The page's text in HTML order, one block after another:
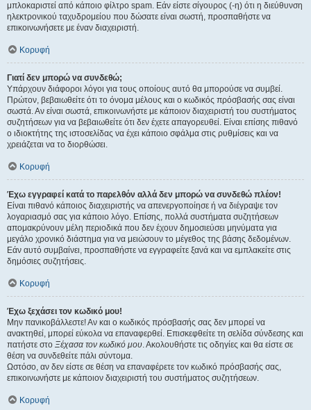
μπλοκαριστεί από κάποιο φίλτρο spam. Εάν είστε σίγουρος (-η) ότι η διεύθυνση
ηλεκτρονικού ταχυδρομείου που δώσατε είναι σωστή, προσπαθήστε να
επικοινωνήσετε με έναν διαχειριστή.
Κορυφή
Γιατί δεν μπορώ να συνδεθώ;
Υπάρχουν διάφοροι λόγοι για τους οποίους αυτό θα μπορούσε να συμβεί.
Πρώτον, βεβαιωθείτε ότι το όνομα μέλους και ο κωδικός πρόσβασής σας είναι
σωστά. Αν είναι σωστά, επικοινωνήστε με κάποιον διαχειριστή του συστήματος
συζητήσεων για να βεβαιωθείτε ότι δεν έχετε απαγορευθεί. Είναι επίσης πιθανό
ο ιδιοκτήτης της ιστοσελίδας να έχει κάποιο σφάλμα στις ρυθμίσεις και να
χρειάζεται να το διορθώσει.
Κορυφή
Έχω εγγραφεί κατά το παρελθόν αλλά δεν μπορώ να συνδεθώ πλέον!
Είναι πιθανό κάποιος διαχειριστής να απενεργοποίησε ή να διέγραψε τον
λογαριασμό σας για κάποιο λόγο. Επίσης, πολλά συστήματα συζητήσεων
απομακρύνουν μέλη περιοδικά που δεν έχουν δημοσιεύσει μηνύματα για
μεγάλο χρονικό διάστημα για να μειώσουν το μέγεθος της βάσης δεδομένων.
Εάν αυτό συμβαίνει, προσπαθήστε να εγγραφείτε ξανά και να εμπλακείτε στις
δημόσιες συζητήσεις.
Κορυφή
Έχω ξεχάσει τον κωδικό μου!
Μην πανικοβάλλεστε! Αν και ο κωδικός πρόσβασής σας δεν μπορεί να
ανακτηθεί, μπορεί εύκολα να επαναφερθεί. Επισκεφθείτε τη σελίδα σύνδεσης και
πατήστε στο Ξέχασα τον κωδικό μου. Ακολουθήστε τις οδηγίες και θα είστε σε
θέση να συνδεθείτε πάλι σύντομα.
Ωστόσο, αν δεν είστε σε θέση να επαναφέρετε τον κωδικό πρόσβασής σας,
επικοινωνήστε με κάποιον διαχειριστή του συστήματος συζητήσεων.
Κορυφή